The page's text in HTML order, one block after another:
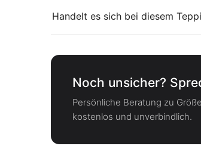
Handelt es sich bei diesem
Noch unsicher?
Persönliche Beratung zu
kostenlos und unverbindlich.